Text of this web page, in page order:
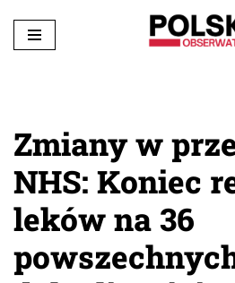
Przejdź
Zmiany w
NHS: Koniec
leków na 36